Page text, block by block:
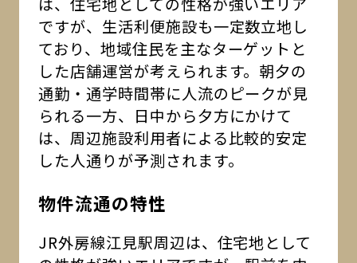
ですが、生活利便施設も一定数立地し
ており、地域住民を主なターゲットと
した店舗運営が考えられます。朝夕の
通勤・通学時間帯に人流のピークが見
られる一方、日中から夕方にかけて
は、周辺施設利用者による比較的安定
した人通りが予測されます。
物件流通の特性
JR外房線江見駅周辺は、住宅地として